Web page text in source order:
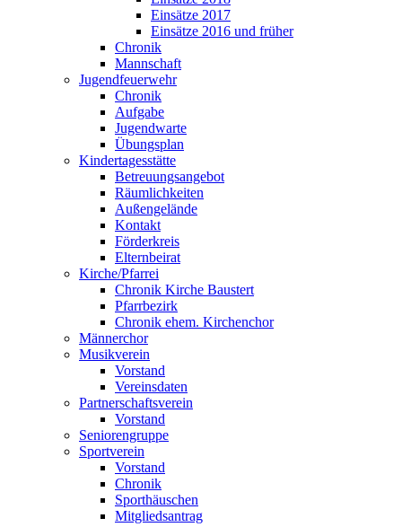
Einsätze 2017
Einsätze 2016 und früher
Chronik
Mannschaft
Jugendfeuerwehr
Chronik
Aufgabe
Jugendwarte
Übungsplan
Kindertagesstätte
Betreuungsangebot
Räumlichkeiten
Außengelände
Kontakt
Förderkreis
Elternbeirat
Kirche/Pfarrei
Chronik Kirche Baustert
Pfarrbezirk
Chronik ehem. Kirchenchor
Männerchor
Musikverein
Vorstand
Vereinsdaten
Partnerschaftsverein
Vorstand
Seniorengruppe
Sportverein
Vorstand
Chronik
Sporthäuschen
Mitgliedsantrag